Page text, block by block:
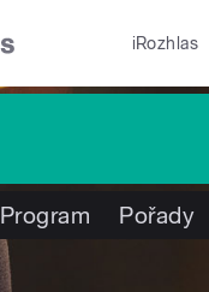
iRozhlas
Program Pořady